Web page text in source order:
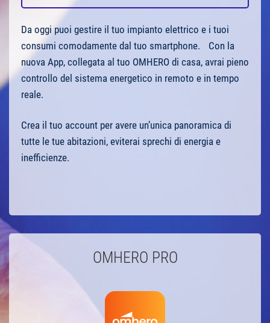
Da oggi puoi gestire il tuo impianto elettrico e i tuoi
consumi comodamente dal tuo smartphone. Con la
nuova App, collegata al tuo OMHERO di casa, avrai pieno
controllo del sistema energetico in remoto e in tempo
reale.
Crea il tuo account per avere un’unica panoramica di
tutte le tue abitazioni, eviterai sprechi di energia e
inefficienze.
OMHERO PRO